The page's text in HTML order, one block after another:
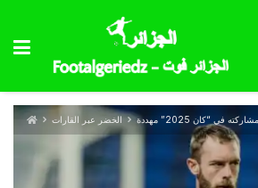
الخضر عبر القارات في “كان 2025” مهددة